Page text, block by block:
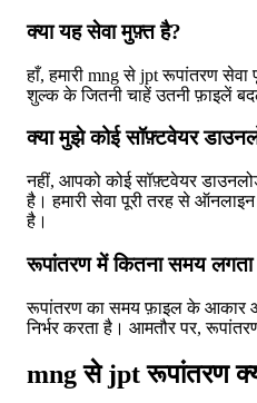
क्या यह सेवा मुफ़्त है?
हाँ, हमारी mng से jpt रूपांतरण
शुल्क के जितनी चाहें उतनी फ़ाइलें
क्या मुझे कोई सॉफ़्टवेयर
नहीं, आपको कोई सॉफ़्टवेयर
है। हमारी सेवा पूरी तरह से
है।
रूपांतरण में कितना समय लगता
रूपांतरण का समय फ़ाइल के आकार
निर्भर करता है। आमतौर पर,
mng से jpt रूपांतरण